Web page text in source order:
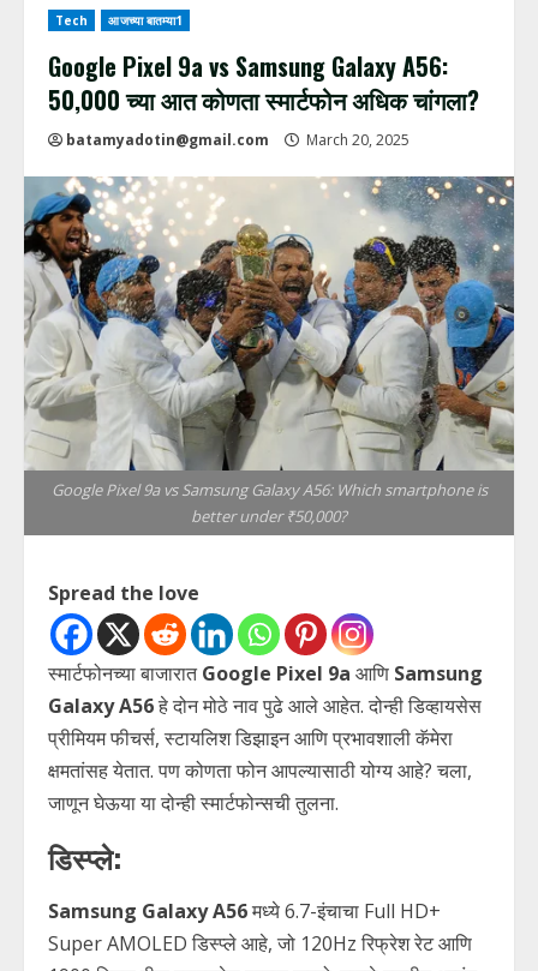
Tech आजच्या बातम्या1
Google Pixel 9a vs Samsung Galaxy A56:
₹50,000 च्या आत कोणता स्मार्टफोन अधिक चांगला?
batamyadotin@gmail.com March 20, 2025
Google Pixel 9a vs Samsung Galaxy A56: Which smartphone is
better under ₹50,000?
Spread the love
स्मार्टफोनच्या बाजारातGoogle Pixel 9a आणि Samsung
Galaxy A56हे दोन मोठे नाव पुढे आले आहेत. दोन्ही डिव्हायसेस
प्रीमियम फीचर्स, स्टायलिश डिझाइन आणि प्रभावशाली कॅमेरा
क्षमतांसह येतात. पण कोणता फोन आपल्यासाठी योग्य आहे? चला,
जाणून घेऊया या दोन्ही स्मार्टफोन्सची तुलना.
डिस्प्ले:
Samsung Galaxy A56मध्ये 6.7-इंचाचा Full HD+
Super AMOLED डिस्प्ले आहे, जो 120Hz रिफ्रेश रेट आणि